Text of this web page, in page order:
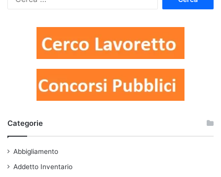
Categorie
Abbigliamento
Addetto Inventario